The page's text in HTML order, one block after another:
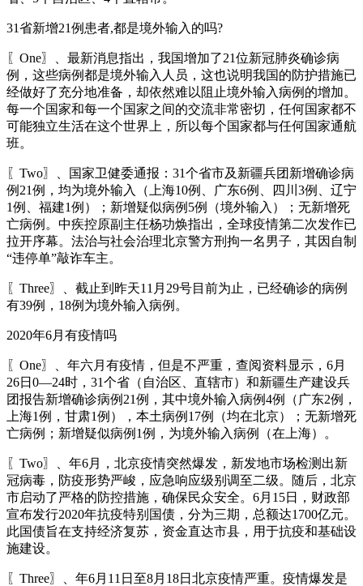
31省新增21例患者,都是境外输入的吗?
〖One〗、最新消息指出，我国增加了21位新冠肺炎确诊病
例，这些病例都是境外输入人员，这也说明我国的防护措施已
经做好了充分地准备，却依然难以阻止境外输入病例的增加。
每一个国家和每一个国家之间的交流非常密切，任何国家都不
可能独立生活在这个世界上，所以每个国家都与任何国家通航
班。
〖Two〗、国家卫健委通报：31个省市及新疆兵团新增确诊病
例21例，均为境外输入（上海10例、广东6例、四川3例、辽宁
1例、福建1例）；新增疑似病例5例（境外输入）；无新增死
亡病例。中疾控原副主任杨功焕指出，全球疫情第二次发作已
拉开序幕。法治与社会治理北京警方刑拘一名男子，其因自制
“违停单”敲诈车主。
〖Three〗、截止到昨天11月29号目前为止，已经确诊的病例
有39例，18例为境外输入病例。
2020年6月有疫情吗
〖One〗、年六月有疫情，但是不严重，查阅资料显示，6月
26日0—24时，31个省（自治区、直辖市）和新疆生产建设兵
团报告新增确诊病例21例，其中境外输入病例4例（广东2例，
上海1例，甘肃1例），本土病例17例（均在北京）；无新增死
亡病例；新增疑似病例1例，为境外输入病例（在上海）。
〖Two〗、年6月，北京疫情突然爆发，新发地市场检测出新
冠病毒，防疫形势严峻，应急响应级别调至二级。随后，北京
市启动了严格的防控措施，确保民众安全。6月15日，财政部
宣布发行2020年抗疫特别国债，分为三期，总额达1700亿元。
此国债旨在支持经济复苏，资金直达市县，用于抗疫和基础设
施建设。
〖Three〗、年6月11日至8月18日北京疫情严重。疫情爆发是